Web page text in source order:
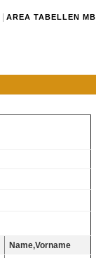
AREA TABELLEN MB
Name,Vorname